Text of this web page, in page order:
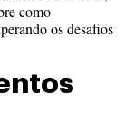
como
os desafios